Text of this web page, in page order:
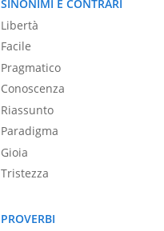
SINONIMI E CONTRARI
Libertà
Facile
Pragmatico
Conoscenza
Riassunto
Paradigma
Gioia
Tristezza
PROVERBI